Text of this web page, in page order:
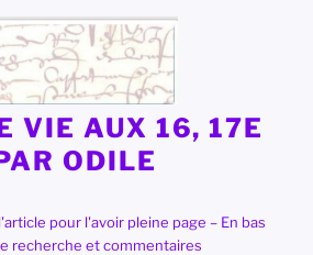
VIE AUX 16, 17E
ODILE
pour l'avoir pleine page – En bas
recherche et commentaires